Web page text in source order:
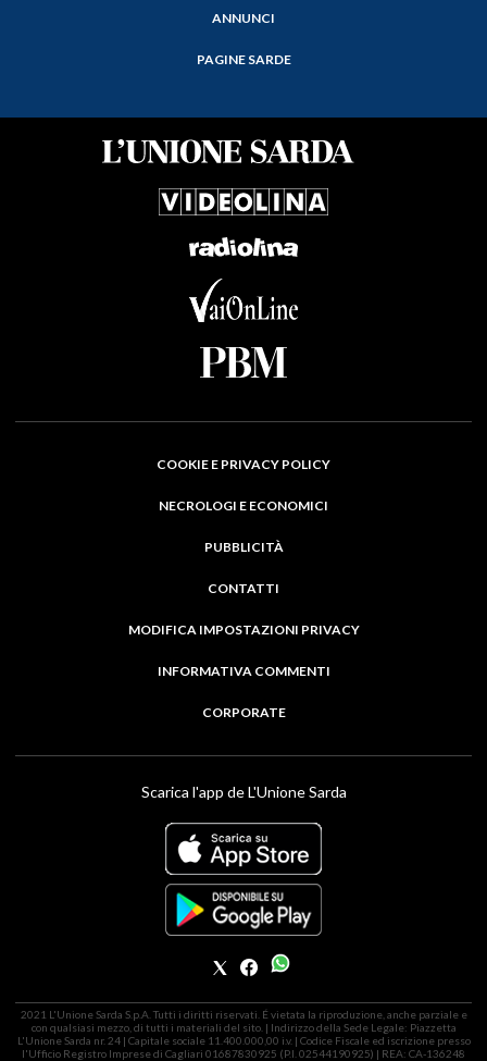
ANNUNCI
PAGINE SARDE
COOKIE E PRIVACY POLICY
NECROLOGI E ECONOMICI
PUBBLICITÀ
CONTATTI
MODIFICA IMPOSTAZIONI PRIVACY
INFORMATIVA COMMENTI
CORPORATE
Scarica l'app de L'Unione Sarda
2021 L'Unione Sarda S.p.A. Tutti i diritti riservati. É vietata la riproduzione, anche parziale e
con qualsiasi mezzo, di tutti i materiali del sito. | Indirizzo della Sede Legale: Piazzetta
L'Unione Sarda nr. 24 | Capitale sociale 11.400.000,00 i.v. | Codice Fiscale ed iscrizione presso
l'Ufficio Registro Imprese di Cagliari 01687830925 (P.I. 02544190925) | REA: CA-136248